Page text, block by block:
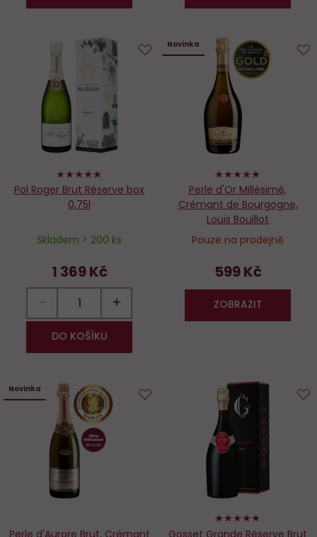
98%
Pol Roger Brut Réserve box
0,75l
Skladem > 200 ks
1 369 Kč
− +
DO KOŠÍKU
Novinka
100%
Perle d'Or Millésimé,
Crémant de Bourgogne,
Louis Bouillot
Pouze na prodejně
599 Kč
ZOBRAZIT
Novinka
Perle d'Aurore Brut, Crémant
100%
Gosset Grande Réserve Brut